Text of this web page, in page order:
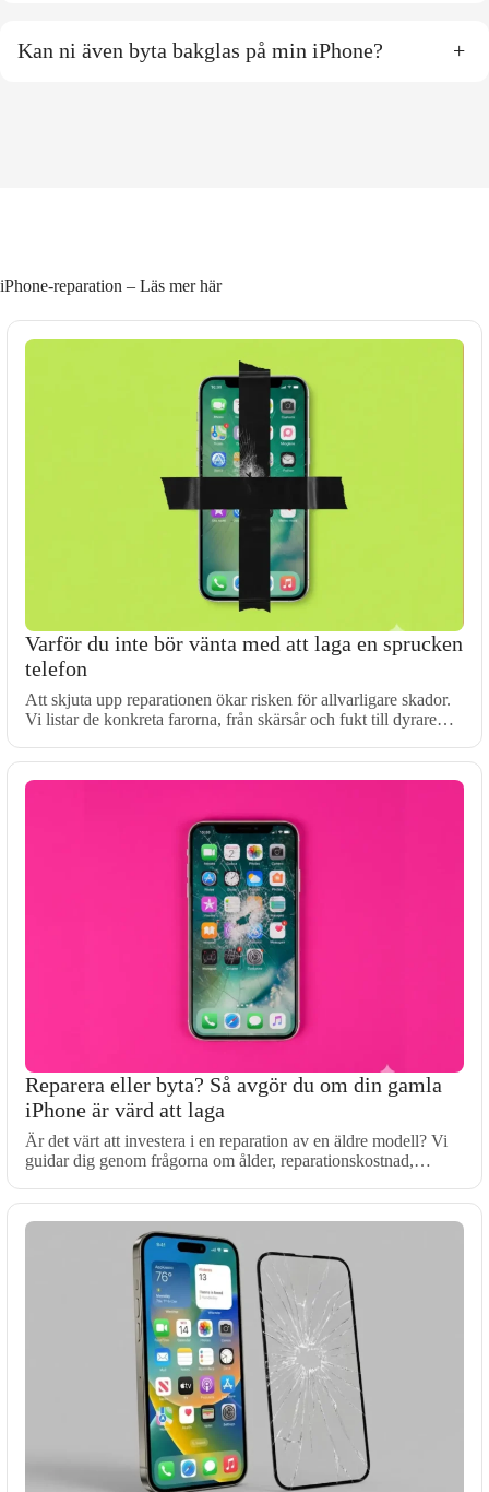
Kan ni även byta bakglas på min iPhone? +
iPhone-reparation – Läs mer här
Varför du inte bör vänta med att laga en sprucken
telefon
Att skjuta upp reparationen ökar risken för allvarligare skador.
Vi listar de konkreta farorna, från skärsår och fukt till dyrare…
Reparera eller byta? Så avgör du om din gamla
iPhone är värd att laga
Är det värt att investera i en reparation av en äldre modell? Vi
guidar dig genom frågorna om ålder, reparationskostnad,…